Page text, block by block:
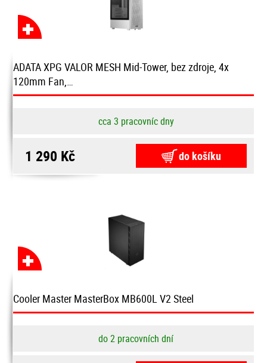
ADATA XPG VALOR MESH Mid-Tower, bez zdroje, 4x
120mm Fan,…
cca 3 pracovníc dny
1 290 Kč do košíku
Cooler Master MasterBox MB600L V2 Steel
do 2 pracovních dní